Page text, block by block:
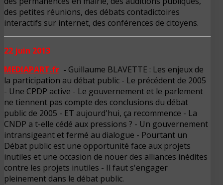
des petites réunions, des débats contadictoires
interactifs sur internet, des conférences de citoyens.
22 juin 2013
MEDIAPART.fr - Guillaume BLAVETTE : Les enjeux de
la participation au débat public - Le précédent de 2005
- Une CPDP active - Le gouvernement et le parlement
ne tiennent pas compte des conclusions du débat
public de 2005 - ET aujourd'hui, ça recommence - La
CNDP a t-elle cédé aux pressions ? - Un gouvernement
intransigeant et fermé au dialogue - Pourtant un
Débat public est une opportunité face aux projets
inutiles et une occasion de nouer des alliances inédites
contre les projets inutiles - Il faut s'engager
pleinement dans le débat public.